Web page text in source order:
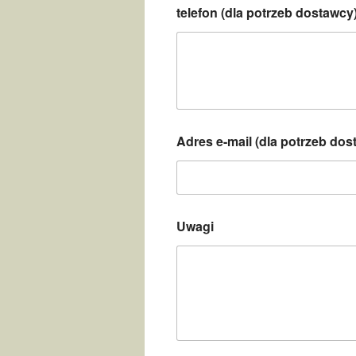
telefon (dla potrzeb
Adres e-mail (dla potrzeb
Uwagi